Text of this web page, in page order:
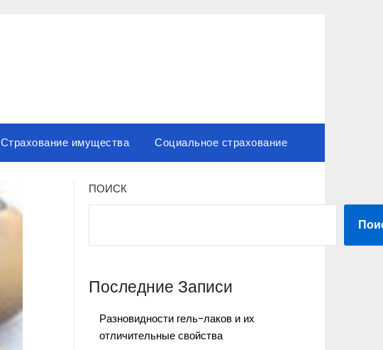
Страхование имущества Социальное страхование
ПОИСК
Последние Записи
Разновидности гель-лаков и их
отличительные свойства